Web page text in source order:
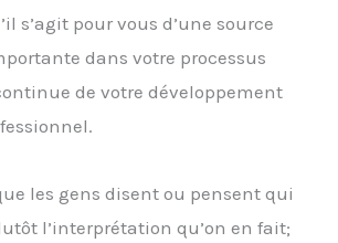
s’agit pour vous d’une source
dans votre processus
de votre développement
les gens disent ou pensent qui
l’interprétation qu’on en fait;